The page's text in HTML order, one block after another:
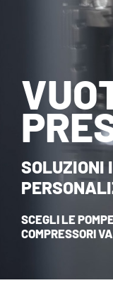
SOLUZIONI
SCEGLI LE
COMPRESSORI